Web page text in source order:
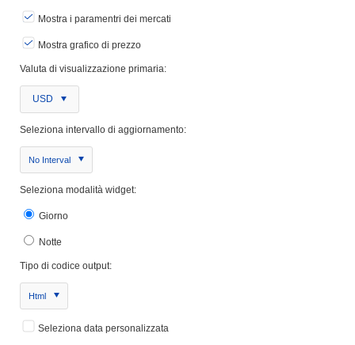
Mostra i paramentri dei mercati
Mostra grafico di prezzo
Valuta di visualizzazione primaria:
USD
Seleziona intervallo di aggiornamento:
No Interval
Seleziona modalità widget:
Giorno
Notte
Tipo di codice output:
Html
Seleziona data personalizzata